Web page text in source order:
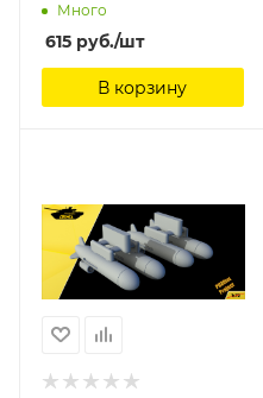
Много
615 руб./шт
В корзину